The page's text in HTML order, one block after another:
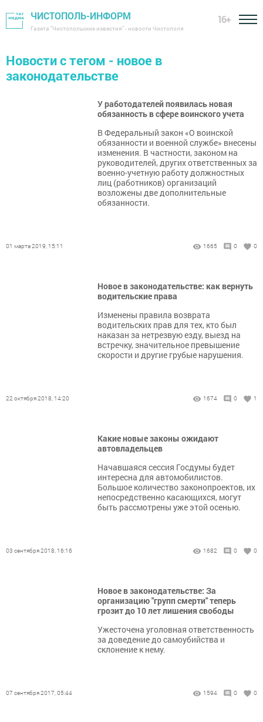
ЧИСТОПОЛЬ-ИНФОРМ
Газета "Чистопольские известия" - новости Чистополя
16+
Новости с тегом - новое в
законодательстве
У работодателей появилась новая
обязанность в сфере воинского учета
В Федеральный закон «О воинской
обязанности и военной службе» внесены
изменения. В частности, законом на
руководителей, других ответственных за
военно-учетную работу должностных
лиц (работников) организаций
возложены две дополнительные
обязанности.
01 марта 2019, 15:11 1665 0 0
Новое в законодательстве: как вернуть
водительские права
Изменены правила возврата
водительских прав для тех, кто был
наказан за нетрезвую езду, выезд на
встречку, значительное превышение
скорости и другие грубые нарушения.
22 октября 2018, 14:20 1674 0 1
Какие новые законы ожидают
автовладельцев
Начавшаяся сессия Госдумы будет
интересна для автомобилистов.
Большое количество законопроектов, их
непосредственно касающихся, могут
быть рассмотрены уже этой осенью.
03 сентября 2018, 16:16 1682 0 0
Новое в законодательстве: За
организацию "групп смерти" теперь
грозит до 10 лет лишения свободы
Ужесточена уголовная ответственность
за доведение до самоубийства и
склонение к нему.
07 сентября 2017, 05:44 1594 0 0